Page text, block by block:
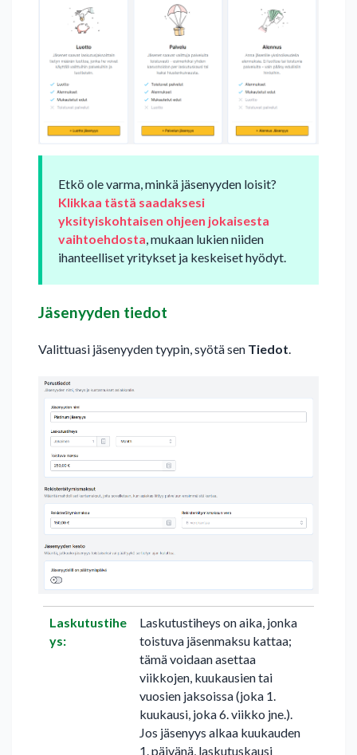
Etkö ole varma, minkä jäsenyyden loisit?
Klikkaa tästä saadaksesi
yksityiskohtaisen ohjeen jokaisesta
vaihtoehdosta , mukaan lukien niiden
ihanteelliset yritykset ja keskeiset hyödyt.
Jäsenyyden tiedot
Valittuasi jäsenyyden tyypin, syötä sen Tiedot.
Laskutustihe
ys:
Laskutustiheys on aika, jonka
toistuva jäsenmaksu kattaa;
tämä voidaan asettaa
viikkojen, kuukausien tai
vuosien jaksoissa (joka 1.
kuukausi, joka 6. viikko jne.).
Jos jäsenyys alkaa kuukauden
1. päivänä, laskutuskausi